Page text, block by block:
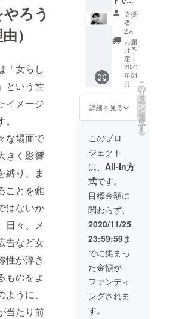
ろう
）
「女らし
という性
イメージ
な場面で
きく影響
縛り、ま
ことを難
はないか
日々、メ
告など女
性が浮き
ものをよ
うに、
当たり前
プロ
ジェク
トのご
報告 ⑤
このポ
スター
を広め
てくだ
さる方
にはポ
スター
をお付
けしま
す。ご
希望の
場合は
備考欄
でお知
らせく
ださ
い。 ＊
添付さ
れた動
画の転
載、複
製、改
変はい
かなる
場合も
成した
ポス
ター
（B3サ
イズ）
１枚
②FEMI
NISTIC
ACTIO
N オリ
ジナル
ポスト
カー
ド ３
枚セッ
ト ③お
礼の動
画
（googl
eドライ
ブ上の
限定公
開。
メール
でURL
をお送
りしま
す。）
④お礼
のメー
ル ⑤
支援
者：
2人
お届
け予
定：
2021
年01
月
詳細を見る
こ
の
リ
タ
ー
ン
を
選
択
す
る
このプロ
ジェクト
は、 All-In方
式です。
目標金額に
関わらず、
2020/11/25
23:59:59ま
でに集まっ
た金額が
ファンディ
ングされま
す。